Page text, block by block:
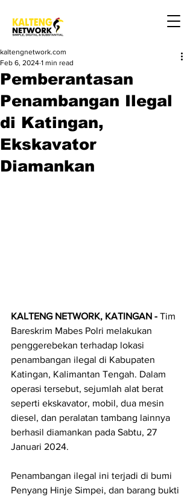
Pemberantasan
Penambangan Ilegal
di Katingan,
Ekskavator
Diamankan
kaltengnetwork.com
Feb 6, 2024 1 min read
KALTENG NETWORK, KATINGAN - Tim
Bareskrim Mabes Polri melakukan
penggerebekan terhadap lokasi
penambangan ilegal di Kabupaten
Katingan, Kalimantan Tengah. Dalam
operasi tersebut, sejumlah alat berat
seperti ekskavator, mobil, dua mesin
diesel, dan peralatan tambang lainnya
berhasil diamankan pada Sabtu, 27
Januari 2024.
Penambangan ilegal ini terjadi di bumi
Penyang Hinje Simpei, dan barang bukti